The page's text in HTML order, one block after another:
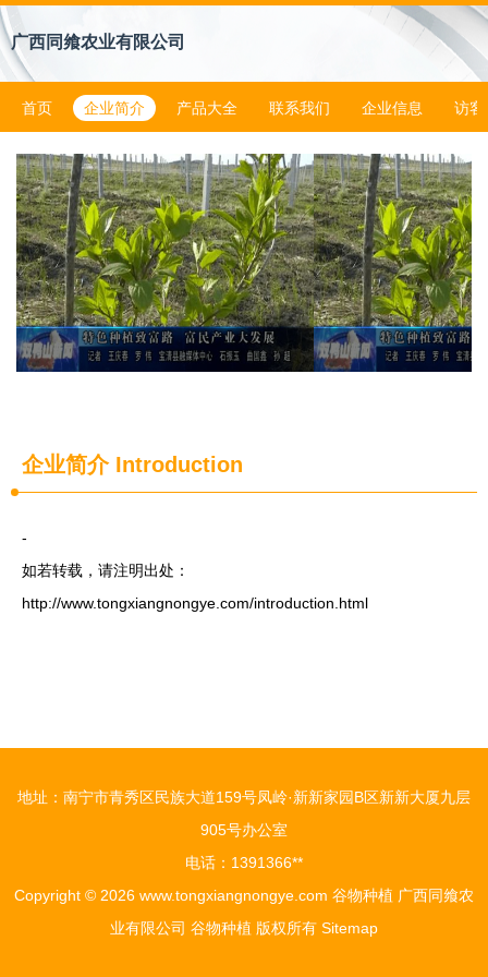
广西同飨农业有限公司
首页 企业简介 产品大全 联系我们 企业信息 访客
企业简介 Introduction
-
如若转载，请注明出处：
http://www.tongxiangnongye.com/introduction.html
地址：南宁市青秀区民族大道159号凤岭·新新家园B区新新大厦九层
905号办公室
电话：1391366**
Copyright © 2026 www.tongxiangnongye.com 谷物种植 广西同飨农
业有限公司 谷物种植 版权所有 Sitemap